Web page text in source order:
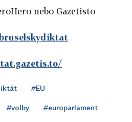
nebo Gazetisto
#EU
#volby #europarlament